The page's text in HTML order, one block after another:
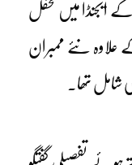
کے ایجنڈا میں محفل
علاوہ نئے ممبران
شامل تھا۔